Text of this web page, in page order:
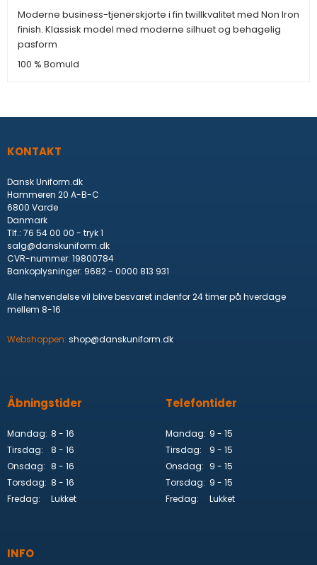
Moderne business-tjenerskjorte i fin twillkvalitet med Non Iron
finish. Klassisk model med moderne silhuet og behagelig
pasform
100 % Bomuld
KONTAKT
Dansk Uniform.dk
Hammeren 20 A-B-C
6800 Varde
Danmark
Tlf.: 76 54 00 00 - tryk 1
salg@danskuniform.dk
CVR-nummer: 19800784
Bankoplysninger: 9682 - 0000 813 931
Alle henvendelse vil blive besvaret indenfor 24 timer på hverdage
mellem 8-16
Webshoppen: shop@danskuniform.dk
Åbningstider
Mandag: 8 - 16
Tirsdag:
8 - 16
Onsdag: 8 - 16
Torsdag: 8 - 16
Fredag:
Lukket
Telefontider
Mandag: 9 - 15
Tirsdag:
9 - 15
Onsdag: 9 - 15
Torsdag: 9 - 15
Fredag:
Lukket
INFO